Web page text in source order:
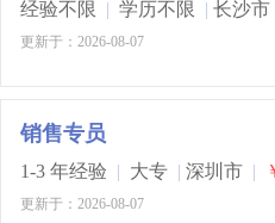
经验不限 | 学历不限 | 长沙市
更新于：2026-08-07
销售专员
1-3 年经验 | 大专 | 深圳市 |
更新于：2026-08-07